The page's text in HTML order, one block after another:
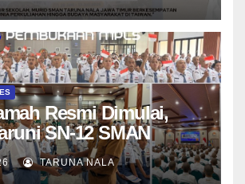
Resmi Dimulai,
SN-12 SMAN
Jawa Timur Siap
Tahun Ajaran Baru
TARUNA NALA